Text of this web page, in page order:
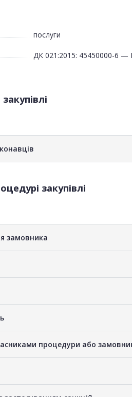
послуги
ДК 021:2015: 45450000-6 —
закупівлі
замовника
процедури або